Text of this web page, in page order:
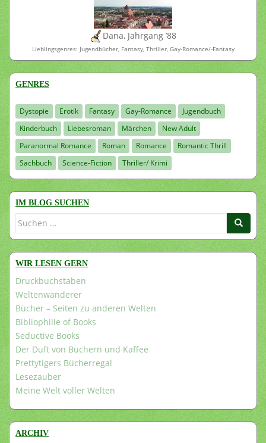
Dana, Jahrgang ’88
Lieblingsgenres: Jugendbücher, Fantasy, Thriller, Gay-Romance/-Fantasy
GENRES
Dystopie Erotik Fantasy Gay-Romance
Jugendbuch
Kinderbuch
Liebesroman Märchen
New Adult
Paranormal Romance
Roman Romance
Romantic Thrill
Sachbuch
Science-Fiction Thriller/ Krimi
IM BLOG SUCHEN
Suchen
WIR LESEN GERN
Druckbuchstaben
Weltenwanderer
Bücher – Seiten zu anderen Welten
Bibliophilie of Books
Seductive Books
Der Duft von Büchern und Kaffee
Prettytigers Bücherregal
Lesezauber
Meine Welt voller Welten
ARCHIV